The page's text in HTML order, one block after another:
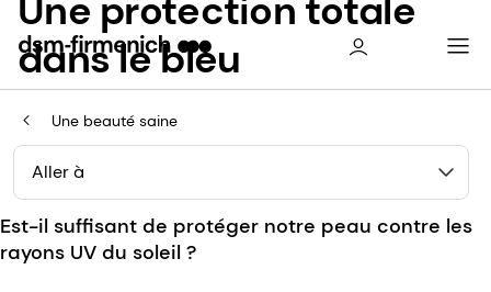
Une beauté saine
dans le bleu
Aller à
Est-il suffisant de protéger notre peau contre les
rayons UV du soleil ?